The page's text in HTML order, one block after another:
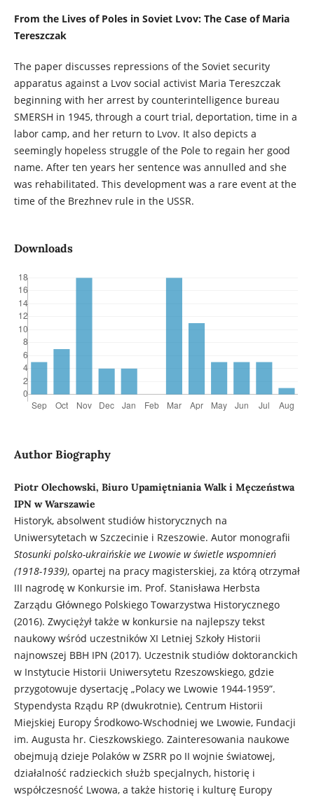
From the Lives of Poles in Soviet Lvov: The Case of Maria
Tereszczak
The paper discusses repressions of the Soviet security
apparatus against a Lvov social activist Maria Tereszczak
beginning with her arrest by counterintelligence bureau
SMERSH in 1945, through a court trial, deportation, time in a
labor camp, and her return to Lvov. It also depicts a
seemingly hopeless struggle of the Pole to regain her good
name. After ten years her sentence was annulled and she
was rehabilitated. This development was a rare event at the
time of the Brezhnev rule in the USSR.
Downloads
Author Biography
Piotr Olechowski, Biuro Upamiętniania Walk i Męczeństwa
IPN w Warszawie
Historyk, absolwent studiów historycznych na
Uniwersytetach w Szczecinie i Rzeszowie. Autor monografii
Stosunki polsko-ukraińskie we Lwowie w świetle wspomnień
(1918-1939), opartej na pracy magisterskiej, za którą otrzymał
III nagrodę w Konkursie im. Prof. Stanisława Herbsta
Zarządu Głównego Polskiego Towarzystwa Historycznego
(2016). Zwyciężył także w konkursie na najlepszy tekst
naukowy wśród uczestników XI Letniej Szkoły Historii
najnowszej BBH IPN (2017). Uczestnik studiów doktoranckich
w Instytucie Historii Uniwersytetu Rzeszowskiego, gdzie
przygotowuje dysertację „Polacy we Lwowie 1944-1959”.
Stypendysta Rządu RP (dwukrotnie), Centrum Historii
Miejskiej Europy Środkowo-Wschodniej we Lwowie, Fundacji
im. Augusta hr. Cieszkowskiego. Zainteresowania naukowe
obejmują dzieje Polaków w ZSRR po II wojnie światowej,
działalność radzieckich służb specjalnych, historię i
współczesność Lwowa, a także historię i kulturę Europy